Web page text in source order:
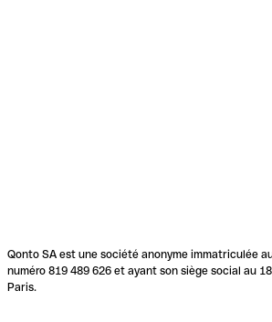
Qonto SA est une société anonyme immatriculée
numéro 819 489 626 et ayant son siège social au
Paris.